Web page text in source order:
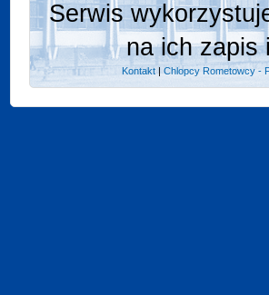
Serwis
na ich zapis
Kontakt |Chlopcy Rometowcy -